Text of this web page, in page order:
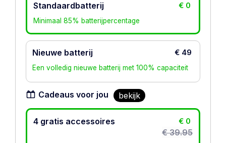
Standaardbatterij € 0
Minimaal 85% batterijpercentage
Nieuwe batterij € 49
Een volledig nieuwe batterij met 100% capaciteit
Cadeaus voor jou bekijk
4 gratis accessoires € 0
€ 39.95